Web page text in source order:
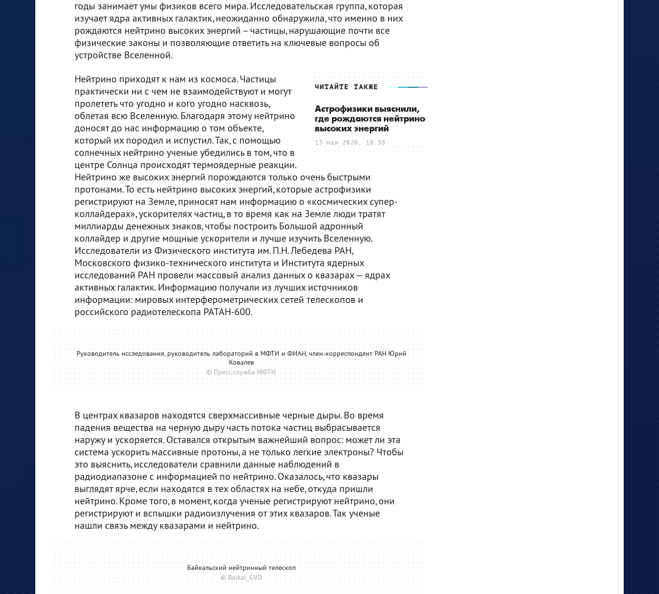
годы занимает умы физиков всего мира. Исследовательская группа, которая
изучает ядра активных галактик, неожиданно обнаружила, что именно в них
рождаются нейтрино высоких энергий – частицы, нарушающие почти все
физические законы и позволяющие ответить на ключевые вопросы об
устройстве Вселенной.
ЧИТАЙТЕ ТАКЖЕ
Астрофизики выяснили,
где рождаются нейтрино
высоких энергий
13 мая 2020, 18:38
Нейтрино приходят к нам из космоса. Частицы
практически ни с чем не взаимодействуют и могут
пролететь что угодно и кого угодно насквозь,
облетая всю Вселенную. Благодаря этому нейтрино
доносят до нас информацию о том объекте,
который их породил и испустил. Так, с помощью
солнечных нейтрино ученые убедились в том, что в
центре Солнца происходят термоядерные реакции.
Нейтрино же высоких энергий порождаются только очень быстрыми
протонами. То есть нейтрино высоких энергий, которые астрофизики
регистрируют на Земле, приносят нам информацию о «космических супер-
коллайдерах», ускорителях частиц, в то время как на Земле люди тратят
миллиарды денежных знаков, чтобы построить Большой адронный
коллайдер и другие мощные ускорители и лучше изучить Вселенную.
Исследователи из Физического института им. П.Н. Лебедева РАН,
Московского физико-технического института и Института ядерных
исследований РАН провели массовый анализ данных о квазарах — ядрах
активных галактик. Информацию получали из лучших источников
информации: мировых интерферометрических сетей телескопов и
российского радиотелескопа РАТАН-600.
Руководитель исследования, руководитель лабораторий в МФТИ и ФИАН, член-корреспондент РАН Юрий
Ковалев
© Пресс-служба МФТИ
В центрах квазаров находятся сверхмассивные черные дыры. Во время
падения вещества на черную дыру часть потока частиц выбрасывается
наружу и ускоряется. Оставался открытым важнейший вопрос: может ли эта
система ускорить массивные протоны, а не только легкие электроны? Чтобы
это выяснить, исследователи сравнили данные наблюдений в
радиодиапазоне с информацией по нейтрино. Оказалось, что квазары
выглядят ярче, если находятся в тех областях на небе, откуда пришли
нейтрино. Кроме того, в момент, когда ученые регистрируют нейтрино, они
регистрируют и вспышки радиоизлучения от этих квазаров. Так ученые
нашли связь между квазарами и нейтрино.
Байкальский нейтринный телескоп
© Baikal_GVD